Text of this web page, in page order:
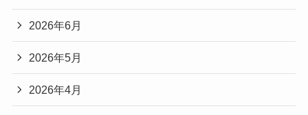
2026年6月
2026年5月
2026年4月